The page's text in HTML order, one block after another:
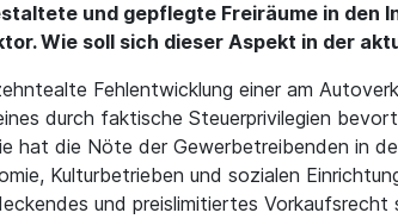
und gepflegte Freiräume in den
Wie soll sich dieser Aspekt in der
Fehlentwicklung einer am
durch faktische Steuerprivilegien
hat die Nöte der Gewerbetreibenden in
Kulturbetrieben und sozialen
und preislimitiertes